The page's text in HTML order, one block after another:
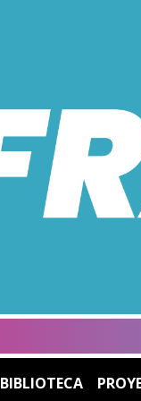
BIBLIOTECA